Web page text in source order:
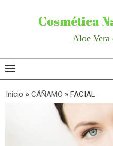
Cosmética
Aloe Vera
Inicio » CÁÑAMO » FACIAL